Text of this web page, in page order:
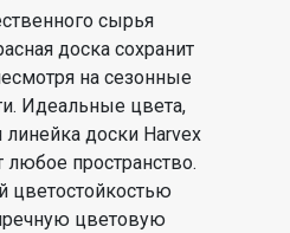
сырья
доска сохранит
на сезонные
Идеальные цвета,
линейка доски Harvex
пространство.
цветостойкостью
цветовую